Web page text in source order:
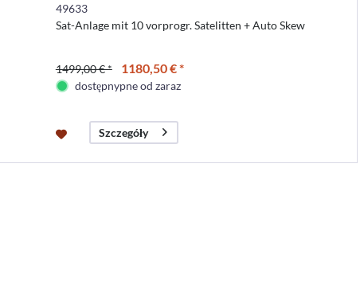
49633
Sat-Anlage mit 10 vorprogr. Satelitten + Auto Skew
1499,00 € * 1180,50 € *
dostępnypne od zaraz
Szczegóły